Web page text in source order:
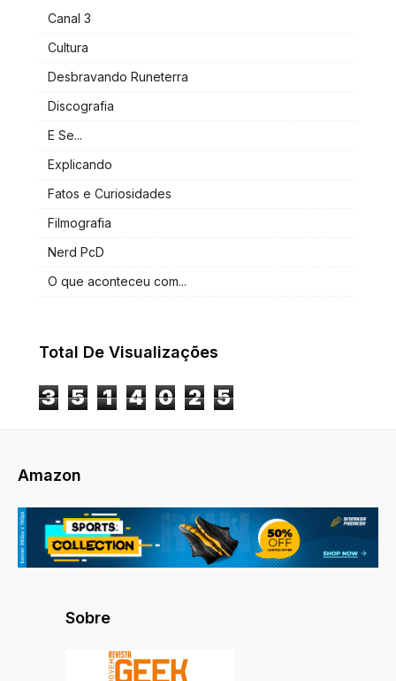
Canal 3
Cultura
Desbravando Runeterra
Discografia
E Se...
Explicando
Fatos e Curiosidades
Filmografia
Nerd PcD
O que aconteceu com...
Total De Visualizações
3 5 1 4 0 2 5
Amazon
Sobre